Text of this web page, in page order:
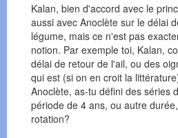
Kalan, bien d'accord avec le
aussi avec Anoclète sur le délai
légume, mais ce n'est pas
notion. Par exemple toi, Kalan,
délai de retour de l'ail, ou des
qui est (si on en croit la
Anoclète, as-tu défini des séries
période de 4 ans, ou autre
rotation?